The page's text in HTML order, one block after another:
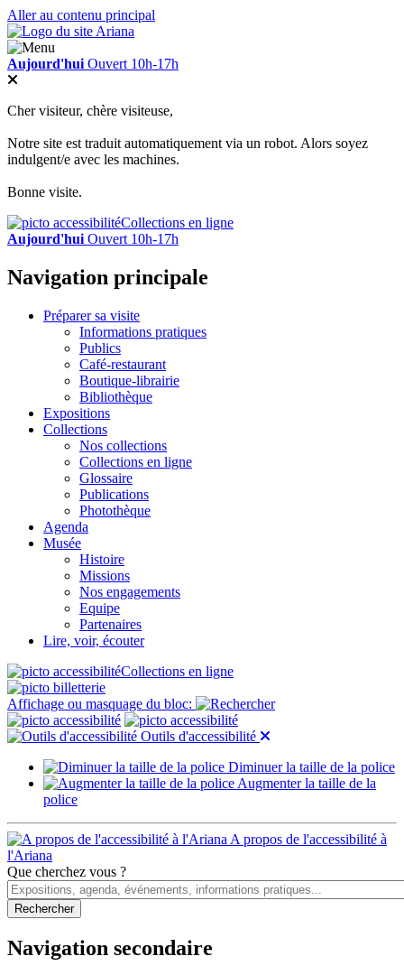
Aller au contenu principal
Aujourd'hui Ouvert 10h-17h
Cher visiteur, chère visiteuse,
Notre site est traduit automatiquement via un robot. Alors soyez
indulgent/e avec les machines.
Bonne visite.
Collections en ligne
Aujourd'hui Ouvert 10h-17h
Navigation principale
Préparer sa visite
Informations pratiques
Publics
Café-restaurant
Boutique-librairie
Bibliothèque
Expositions
Collections
Nos collections
Collections en ligne
Glossaire
Publications
Photothèque
Agenda
Musée
Histoire
Missions
Nos engagements
Equipe
Partenaires
Lire, voir, écouter
Collections en ligne
Affichage ou masquage du bloc:
Outils d'accessibilité
Diminuer la taille de la police
Augmenter la taille de la
police
A propos de l'accessibilité à
l'Ariana
Que cherchez vous ?
Navigation secondaire